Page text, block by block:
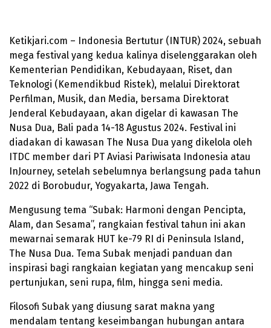
Ketikjari.com – Indonesia Bertutur (INTUR) 2024, sebuah
mega festival yang kedua kalinya diselenggarakan oleh
Kementerian Pendidikan, Kebudayaan, Riset, dan
Teknologi (Kemendikbud Ristek), melalui Direktorat
Perfilman, Musik, dan Media, bersama Direktorat
Jenderal Kebudayaan, akan digelar di kawasan The
Nusa Dua, Bali pada 14-18 Agustus 2024. Festival ini
diadakan di kawasan The Nusa Dua yang dikelola oleh
ITDC member dari PT Aviasi Pariwisata Indonesia atau
InJourney, setelah sebelumnya berlangsung pada tahun
2022 di Borobudur, Yogyakarta, Jawa Tengah.
Mengusung tema “Subak: Harmoni dengan Pencipta,
Alam, dan Sesama”, rangkaian festival tahun ini akan
mewarnai semarak HUT ke-79 RI di Peninsula Island,
The Nusa Dua. Tema Subak menjadi panduan dan
inspirasi bagi rangkaian kegiatan yang mencakup seni
pertunjukan, seni rupa, film, hingga seni media.
Filosofi Subak yang diusung sarat makna yang
mendalam tentang keseimbangan hubungan antara